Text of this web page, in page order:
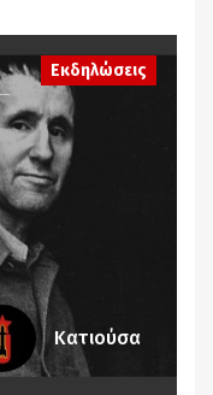
Εκδηλώσεις
Κατιούσα